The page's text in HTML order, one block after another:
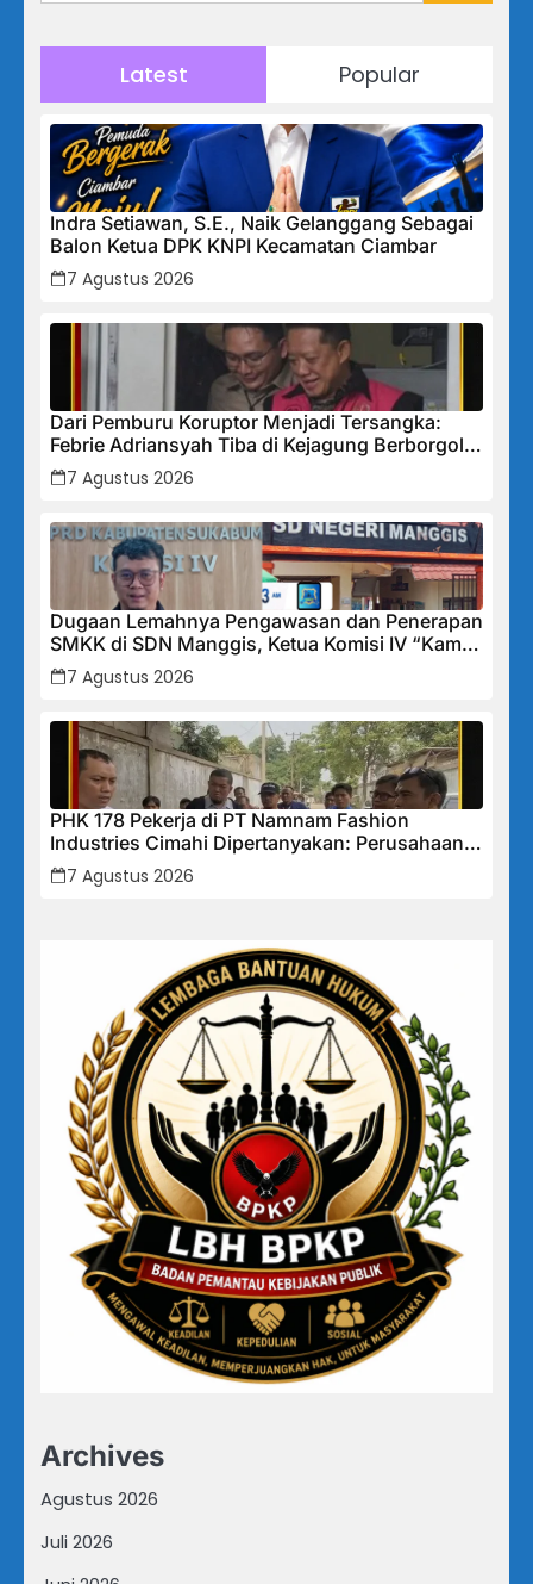
Latest Popular
Indra Setiawan, S.E., Naik Gelanggang Sebagai
Balon Ketua DPK KNPI Kecamatan Ciambar
7 Agustus 2026
Dari Pemburu Koruptor Menjadi Tersangka:
Febrie Adriansyah Tiba di Kejagung Berborgol,
Bawa Map Biru dan Senyum Penuh Teka-teki
7 Agustus 2026
Dugaan Lemahnya Pengawasan dan Penerapan
SMKK di SDN Manggis, Ketua Komisi IV “Kami
Tidak Akan Segan Menindak”
7 Agustus 2026
PHK 178 Pekerja di PT Namnam Fashion
Industries Cimahi Dipertanyakan: Perusahaan
Klaim Rugi, Laporan Keuangan Justru
Tunjukkan Penurunan Laba.
7 Agustus 2026
Archives
Agustus 2026
Juli 2026